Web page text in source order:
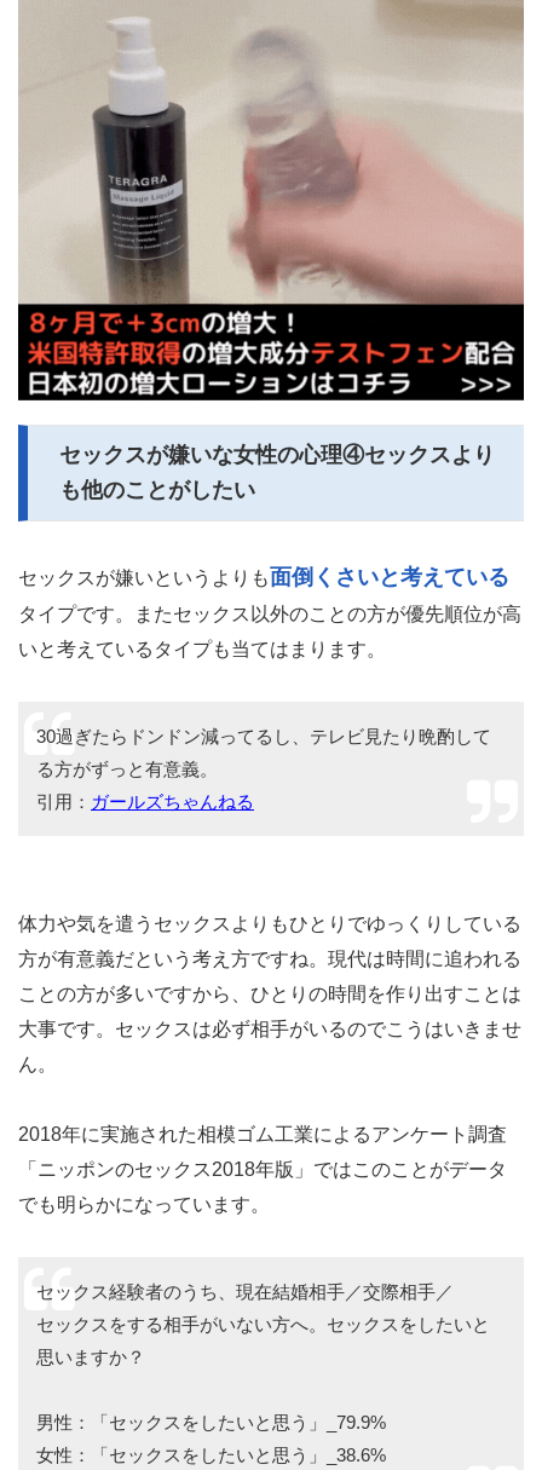
セックスが嫌いな女性の心理④セックスより
も他のことがしたい
セックスが嫌いというよりも面倒くさいと考えている
タイプです。またセックス以外のことの方が優先順位が高
いと考えているタイプも当てはまります。
30過ぎたらドンドン減ってるし、テレビ見たり晩酌して
る方がずっと有意義。
引用： ガールズちゃんねる
体力や気を遣うセックスよりもひとりでゆっくりしている
方が有意義だという考え方ですね。現代は時間に追われる
ことの方が多いですから、ひとりの時間を作り出すことは
大事です。セックスは必ず相手がいるのでこうはいきませ
ん。
2018年に実施された相模ゴム工業によるアンケート調査
「ニッポンのセックス2018年版」ではこのことがデータ
でも明らかになっています。
セックス経験者のうち、現在結婚相手／交際相手／
セックスをする相手がいない方へ。セックスをしたいと
思いますか？
男性：「セックスをしたいと思う」_79.9%
女性：「セックスをしたいと思う」_38.6%